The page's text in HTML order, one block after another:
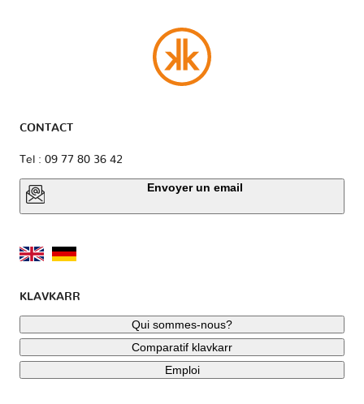
CONTACT
Tel : 09 77 80 36 42
Envoyer un email
KLAVKARR
Qui sommes-nous?
Comparatif klavkarr
Emploi